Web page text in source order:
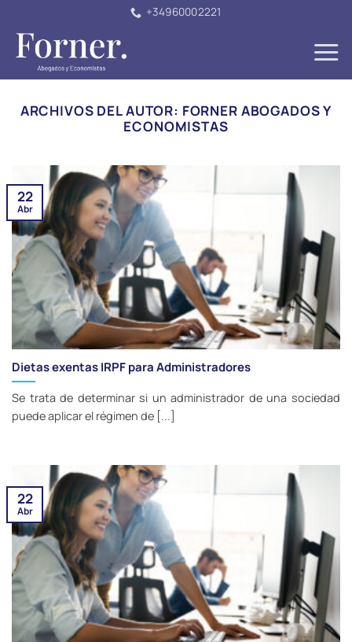
contenido
+34960002221
ARCHIVOS DEL AUTOR: FORNER ABOGADOS Y
ECONOMISTAS
Dietas exentas IRPF para Administradores
Se trata de determinar si un administrador de una sociedad
puede aplicar el régimen de [...]
22
Abr
22
Abr